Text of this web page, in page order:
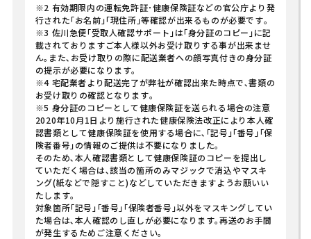
※2 有効期限内の運転免許証･健康保険証などの官公庁より発
行された｢お名前｣｢現住所｣等確認が出来るものが必要です｡
※3 佐川急便｢受取人確認サポート｣は｢身分証のコピー｣に記
載されておりますご本人様以外お受け取りする事が出来ませ
ん｡また､お受け取りの際に配送業者への顔写真付きの身分証
の提示が必要になります｡
※4 宅配業者より配送完了が弊社が確認出来た時点で､書類の
お受け取りの確認となります｡
※5 身分証のコピーとして健康保険証を送られる場合の注意
2020年10月1日より施行された健康保険法改正により本人確
認書類として健康保険証を使用する場合に､｢記号｣｢番号｣｢保
険者番号｣の情報のご提供は不要になりました｡
そのため､本人確認書類として健康保険証のコピーを提出し
ていただく場合は､該当の箇所のみマジックで消込やマスキ
ング(紙などで隠すこと)などしていただきますようお願いい
たします｡
対象箇所｢記号｣｢番号｣｢保険者番号｣以外をマスキングしてい
た場合は､本人確認のし直しが必要になります｡再送のお手間
が発生するためご注意ください｡